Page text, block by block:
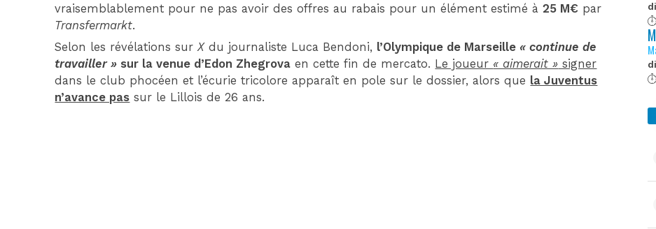
vraisemblablement pour ne pas avoir des offres au rabais pour un élément estimé à25 M€ par
Transfermarkt.
Selon les révélations surXdu journaliste Luca Bendoni, l’Olympique de Marseille « continue de
travailler » sur la venue d’Edon Zhegrova en cette fin de mercato. Le joueur « aimerait » signer
dans le club phocéen et l’écurie tricolore apparaît en pole sur le dossier, alors que la Juventus
n’avance pas sur le Lillois de 26 ans.